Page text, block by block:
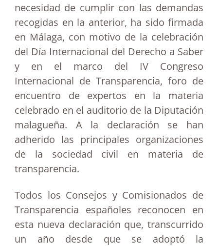
necesidad de cumplir con las demandas
recogidas en la anterior, ha sido firmada
en Málaga, con motivo de la celebración
del Día Internacional del Derecho a Saber
y en el marco del IV Congreso
Internacional de Transparencia, foro de
encuentro de expertos en la materia
celebrado en el auditorio de la Diputación
malagueña. A la declaración se han
adherido las principales organizaciones
de la sociedad civil en materia de
transparencia.
Todos los Consejos y Comisionados de
Transparencia españoles reconocen en
esta nueva declaración que, transcurrido
un año desde que se adoptó la